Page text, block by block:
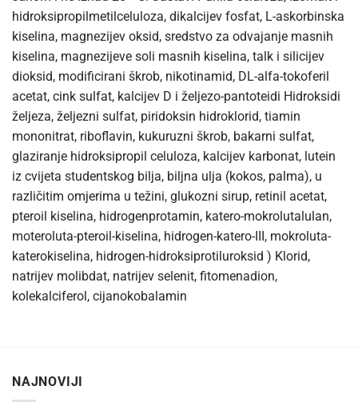
hidroksipropilmetilceluloza, dikalcijev fosfat, L-askorbinska
kiselina, magnezijev oksid, sredstvo za odvajanje masnih
kiselina, magnezijeve soli masnih kiselina, talk i silicijev
dioksid, modificirani škrob, nikotinamid, DL-alfa-tokoferil
acetat, cink sulfat, kalcijev D i željezo-pantoteidi Hidroksidi
željeza, željezni sulfat, piridoksin hidroklorid, tiamin
mononitrat, riboflavin, kukuruzni škrob, bakarni sulfat,
glaziranje hidroksipropil celuloza, kalcijev karbonat, lutein
iz cvijeta studentskog bilja, biljna ulja (kokos, palma), u
različitim omjerima u težini, glukozni sirup, retinil acetat,
pteroil kiselina, hidrogenprotamin, katero-mokrolutalulan,
moteroluta-pteroil-kiselina, hidrogen-katero-III, mokroluta-
katerokiselina, hidrogen-hidroksiprotiluroksid ) Klorid,
natrijev molibdat, natrijev selenit, fitomenadion,
kolekalciferol, cijanokobalamin
NAJNOVIJI